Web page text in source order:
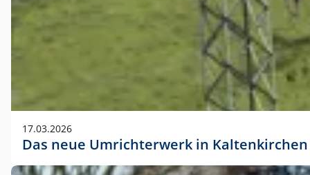
17.03.2026
Das neue Umrichterwerk in Kaltenkirchen